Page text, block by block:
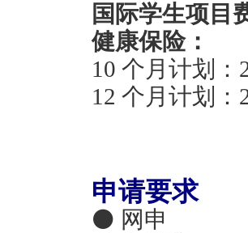
国际学生项目
健康保险：
10 个月计划：
12 个月计划：
申请要求
⚫ 网申